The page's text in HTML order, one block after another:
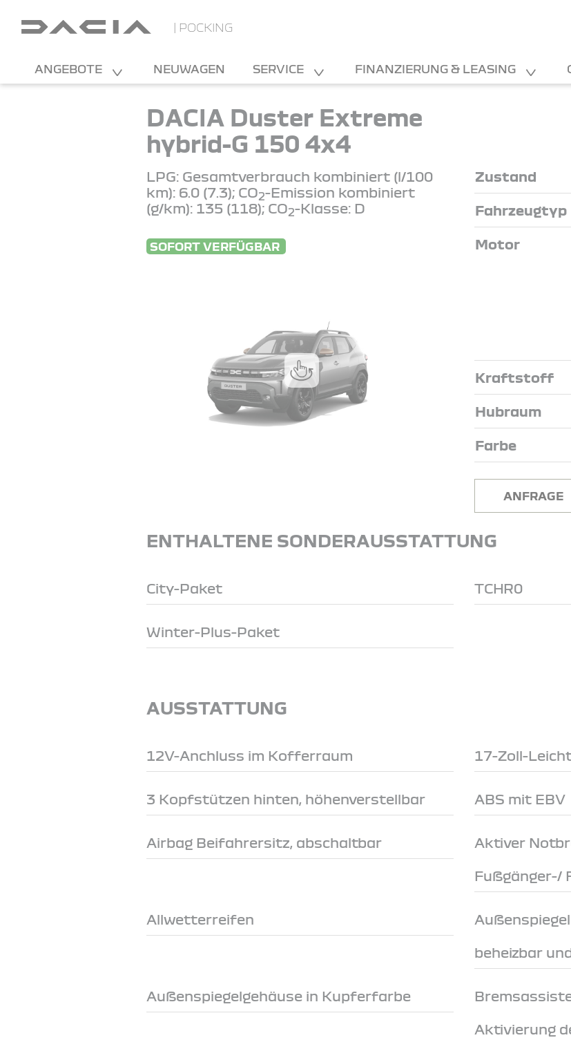
| POCKING
ANGEBOTE NEUWAGEN SERVICE FINANZIERUNG & LEASING
DACIA Duster Extreme
hybrid-G 150 4x4
LPG: Gesamtverbrauch kombiniert (l/100
km): 6.0 (7.3); CO2-Emission kombiniert
(g/km): 135 (118); CO2-Klasse: D
SOFORT VERFÜGBAR
Zustand
Fahrzeugtyp
Motor
Kraftstoff
Hubraum
Farbe
ANFRAGE
ENTHALTENE SONDERAUSSTATTUNG
City-Paket TCHR0
Winter-Plus-Paket
AUSSTATTUNG
12V-Anchluss im Kofferraum 17-Zoll-
3 Kopfstützen hinten, höhenverstellbar ABS mit EBV
Airbag Beifahrersitz, abschaltbar Aktiver
Fußgänger-/
Allwetterreifen
beheizbar
Außenspiegelgehäuse in Kupferfarbe
Aktivierung